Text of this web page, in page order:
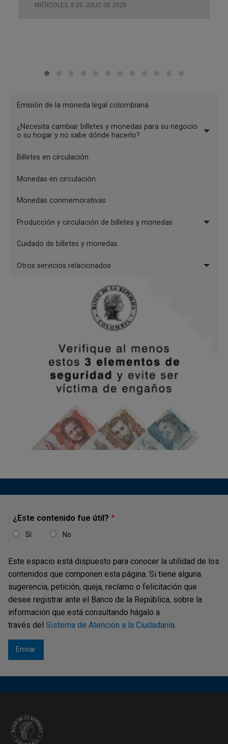
MIÉRCOLES, 8 DE JULIO DE 2026
Menu
Emisión de la moneda legal colombiana
¿Necesita cambiar billetes y monedas para su negocio
o su hogar y no sabe dónde hacerlo?
Billetes en circulación
Monedas en circulación
Monedas conmemorativas
Producción y circulación de billetes y monedas
Cuidado de billetes y monedas
Otros servicios relacionados
¿Este contenido fue útil?
Sí No
Este espacio está dispuesto para conocer la utilidad de los
contenidos que componen esta página. Si tiene alguna
sugerencia, petición, queja, reclamo o felicitación que
desee registrar ante el Banco de la República, sobre la
información que está consultando hágalo a
través del Sistema de Atención a la Ciudadanía